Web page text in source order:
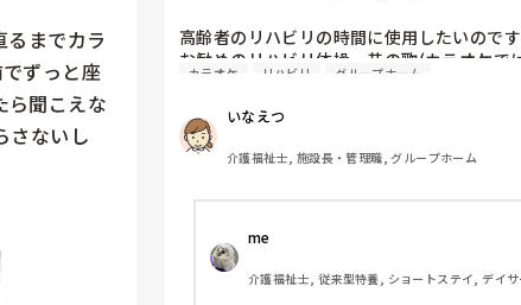
までカラ
ずっと座
ら聞こえな
さないし
高齢者のリハビリの時間に使用したいので
お勧めのリハビリ体操、昔の歌(カラオケで
カラオケ リハビリ グループホーム
いなえつ
介護福祉士, 施設長・管理職, グループホーム
me
介護福祉士, 従来型特養, ショートステイ, デイ